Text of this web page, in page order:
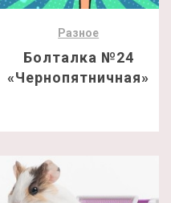
Разное
Болталка №24
«Чернопятничная»